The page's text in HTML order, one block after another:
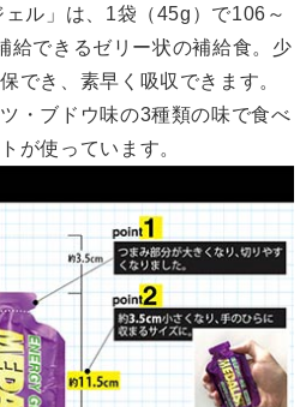
ェル」は、1袋（45g）で106～
給できるゼリー状の補給食。少
でき、素早く吸収できます。
・ブドウ味の3種類の味で食べ
が使っています。